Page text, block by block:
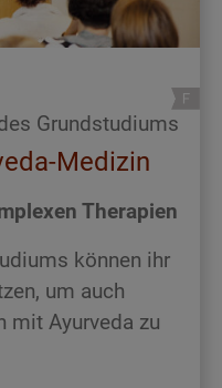
Grundstudiums
Medizin
Therapien
können ihr
um auch
mit Ayurveda zu